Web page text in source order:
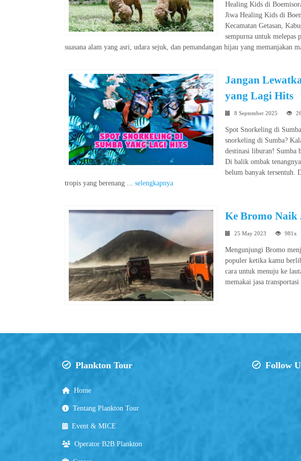
Healing Kids di
Jiwa Healing Kids di
Kecamatan Getasan,
sempurna untuk melepas
suasana alam yang asri, udara sejuk, dan pemandangan hijau yang memanjakan
Jangan
yang Lagi Hits
8 September 2025
Spot Snorkeling di
snorkeling di Sumba?
destinasi liburan! Sumba
Di balik ombak
belum banyak tersentuh.
tropis yang berenang ... selengkapnya
Ke Bromo Naik
25 May 2023 981x
Mengunjungi Bromo
populer ketika kamu
cara untuk menuju ke
memakai jasa
Plankton Tour
Home
Tentang Plankton Tour
Event & MICE
Operator B2B Plankton
Follow